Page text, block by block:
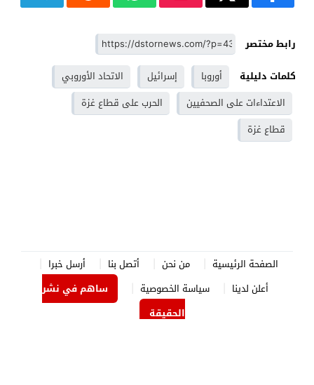
رابط مختصر
كلمات دليلية
أوروبا إسرائيل
الاتحاد الأوروبي
الاعتداءات على الصحفيين
الحرب على قطاع غزة
قطاع غزة
الصفحة الرئيسية من نحن أتصل بنا
أرسل خبرا
أعلن لدينا
سياسة الخصوصية
ساهم في نشر
الحقيقة